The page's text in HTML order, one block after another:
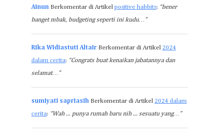
Ainun Berkomentar di Artikel positive habbits: “bener
banget mbak, budgeting seperti ini kudu…”
Rika Widiastuti Altair Berkomentar di Artikel 2024
dalam cerita: “Congrats buat kenaikan jabatannya dan
selamat…”
sumiyati sapriasih Berkomentar di Artikel 2024 dalam
cerita: “Wah ... punya rumah baru nih ... sesuatu yang…”